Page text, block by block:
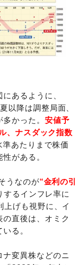
あるように、
以降は調整局面、
かった。 安値予
、ナスダック指数
あたりまで株価
がある。
うなのが“金利の引
るインフレ率に
げも視野に、イ
直後は、オミク
る。
変異株などのニ